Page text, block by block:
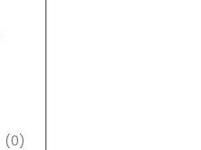
(0)